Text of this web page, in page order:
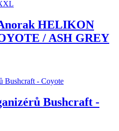
HELIKON
/ ASH GREY
Bushcraft -